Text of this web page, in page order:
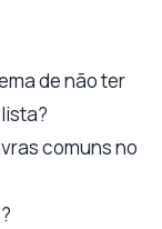
de não ter
comuns no